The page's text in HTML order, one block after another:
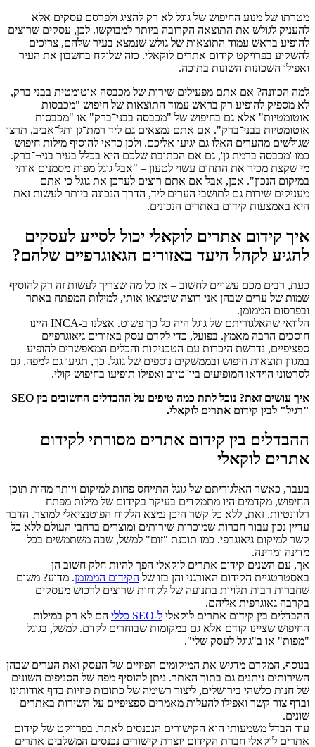
מטרתו של מנוע החיפוש של גוגל לא רק להציג ולפרסם עסקים אלא
להעניק לגולש את התוצאה הקרובה ביותר למבוקשו. לכן, עסקים שרוצים
להופיע בראש עמוד התוצאות של גולש שנמצא בעיר שלהם, צריכים
להשקיע בפרויקט קידום אתרים לוקאלי. כזה שלוקח בחשבון את העיר
ואפילו השכונות השונות בתוכה.
למה הכוונה? אם אתם מפעילים שירות של מכבסה אוטומטית בבני ברק,
לא מספיק להופיע רק בראש עמוד התוצאות של חיפוש "מכבסות
אוטומטיות" אלא גם בחיפוש של "מכבסה בבני־ברק" או "מכבסות
אוטומטיות בבני־ברק". אם אתם נמצאים גם ליד רמת־גן ותל־אביב, תרצו
שגולשים מהערים האלו גם יגיעו אליכם. ולכן כדאי להוסיף מילות חיפוש
כמו 'מכבסה ברמת גן', גם אם הכתובת שלכם היא בכלל בעיר בני¬־ברק.
מי שקצת מכיר את התחום עשוי לטעון – "אבל גוגל מפות מסמנים אותי
במיקום הנכון". אכן, אבל אם אתם רוצים לעדכן את גוגל כי אתם
מעניקים שירות גם לתושבי הערים ליד, הדרך הנכונה ביותר לעשות זאת
היא באמצעות קידום באתרים הנכונים.
איך קידום אתרים לוקאלי יכול לסייע לעסקים
להגיע לקהל היעד באזורים הגאוגרפיים שלהם?
כעת, רבים מכם עשויים לחשוב – אז כל מה שצריך לעשות זה רק להוסיף
שמות של ערים שבהן אני רוצה שימצאו אותי, למילות המפתח באתר
ובפרסום הממומן.
הלוואי שהאלגוריתם של גוגל היה כל כך פשוט. אצלנו ב-INCA היינו
חוסכים הרבה מאמץ. בפועל, כדי לקדם עסק באזורים גיאוגרפיים
ספציפיים, נדרשת היכרות עם הטכניקות והכלים המאפשרים להופיע
במגוון תוצאות חיפוש ובממשקים נוספים של גוגל. כך, תגיעו גם למפה, גם
לסרטוני הוידאו המופיעים ביו־טיוב ואפילו תופיעו בחיפוש קולי.
איך עושים זאת? נוכל לתת כמה טיפים על ההבדלים החשובים בין SEO
"רגיל" לבין קידום אתרים לוקאלי.
ההבדלים בין קידום אתרים מסורתי לקידום
אתרים לוקאלי
בעבר, כאשר האלגוריתם של גוגל התייחס פחות למיקום ויותר מהות תוכן
החיפוש, מקדמים היו מתמקדים בעיקר בקידום של מילות מפתח
רלוונטיות. זאת, ללא כל קשר היכן נמצא הלקוח הפוטנציאלי למוצר. הדבר
עדיין נכון עבור חברות שמוכרות שירותים ומוצרים ברחבי העולם ללא כל
קשר למיקום גיאוגרפי. כמו תוכנת "זום" למשל, שבה משתמשים בכל
מדינה ומדינה.
אך, עם השנים קידום אתרים לוקאלי הפך להיות חלק חשוב הן
באסטרטגיית הקידום האורגני והן בזו של הקידום הממומן. מדוע? משום
שחברות רבות תלויות בתנועה של לקוחות שרוצים לרכוש מעסקים
בקרבה גאוגרפית אליהם.
ההבדלים בין קידום אתרים לוקאלי ל-SEO כללי
הם לא רק במילות
החיפוש שציינו קודם אלא גם במקומות שבוחרים לקדם. למשל, בגוגל
"מפות" או ב"גוגל לעסק שלי".
בנוסף, המקדם מדגיש את המיקומים הפיזיים של העסק ואת הערים שבהן
השירותים ניתנים גם בתוך האתר. ניתן להוסיף מפה של הסניפים השונים
של חנות כלשהי בירושלים, ליצור רשימה של כתובות פיזיות בדף אודותינו
ובדף צור קשר ואפילו להעלות מאמרים ספציפיים על השירות באתרים
שונים.
עוד הבדל משמעותי הוא הקישורים הנכנסים לאתר. בפרויקט של קידום
אתרים לוקאלי חברת הקידום יוצרת קישורים נכנסים המשלבים אתרים